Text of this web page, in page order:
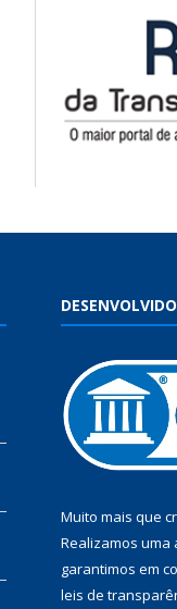
Muito mais que
Realizamos uma
garantimos em
leis de